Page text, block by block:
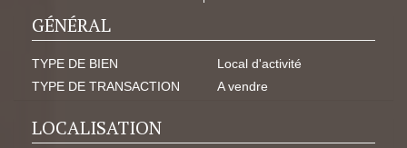
GÉNÉRAL
TYPE DE BIEN
Local d'activité
TYPE DE TRANSACTION
A vendre
LOCALISATION